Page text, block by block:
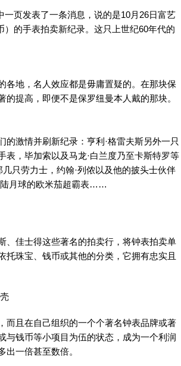
页发表了一条消息，说的是10月26日富艺
的手表拍卖新纪录。这只上世纪60年代的
各地，名人效应都是毋庸置疑的。在那块保
提高，即便不是保罗纽曼本人戴的那块。
激情并刷新纪录：亨利·格雷夫斯另外一只
，毕加索以及马龙·白兰度乃至卡斯特罗等
只劳力士，约翰·列侬以及他的披头士伙伴
陆月球的欧米茄超霸表……
佳士得这些著名的拍卖行，将钟表拍卖单
珠宝、钱币或其他的分类，它拥有忠实且
且在自己组织的一个个著名钟表品牌或著
与钱币等小项目为伍的状态，成为一个利润
一倍甚至数倍。